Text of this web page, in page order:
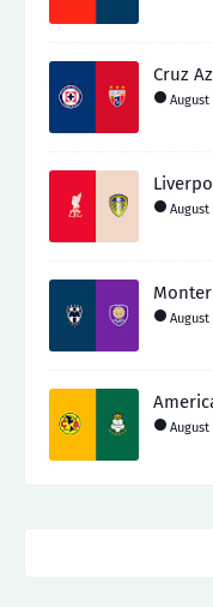
Cruz
August
August
August
August